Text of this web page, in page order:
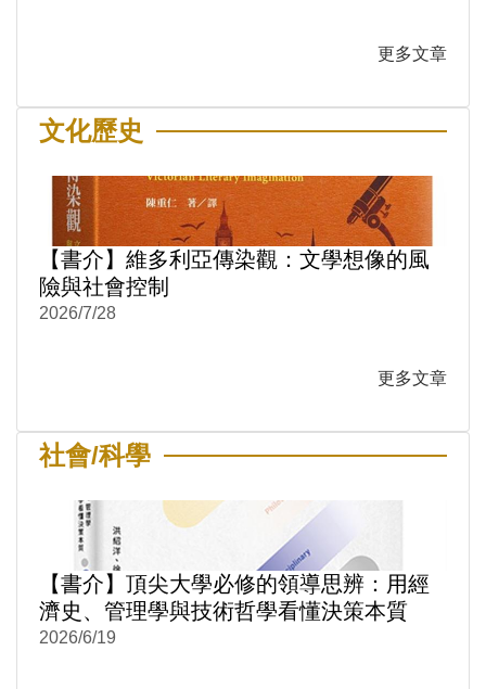
更多文章
文化歷史
【書介】維多利亞傳染觀：文學想像的風
險與社會控制
2026/7/28
更多文章
社會/科學
【書介】頂尖大學必修的領導思辨：用經
濟史、管理學與技術哲學看懂決策本質
2026/6/19